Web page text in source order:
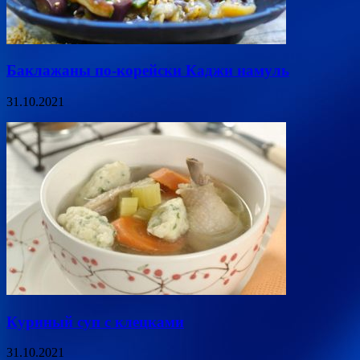
Баклажаны по-корейски Каджи намуль
31.10.2021
Куриный суп с клецками
31.10.2021